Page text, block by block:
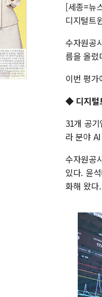
[세종=뉴
디지털트
수자원공
름을 올렸
이번 평
◆ 디지털
31개 공
라 분야
수자원공
있다. 윤
화해 왔다.